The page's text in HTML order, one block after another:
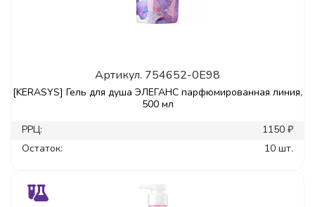
Артикул. 754652-0E98
[KERASYS] Гель для душа ЭЛЕГАНС парфюмированная линия,
500 мл
РРЦ:
1150 ₽
Остаток:
10 шт.